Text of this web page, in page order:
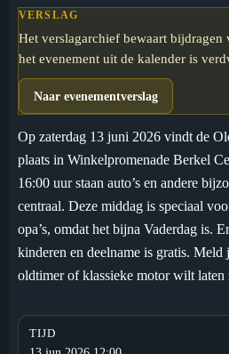
VERSLAG
Het verslagarchief bewaart bijdragen
het evenement uit de kalender is
Naar evenementverslag
Op zaterdag 13 juni 2026 vindt de
plaats in Winkelpromenade Berkel
16:00 uur staan auto’s en andere
centraal. Deze middag is speciaal
opa’s, omdat het bijna Vaderdag is.
kinderen en deelname is gratis. Meld
oldtimer of klassieke motor wilt laten
TIJD